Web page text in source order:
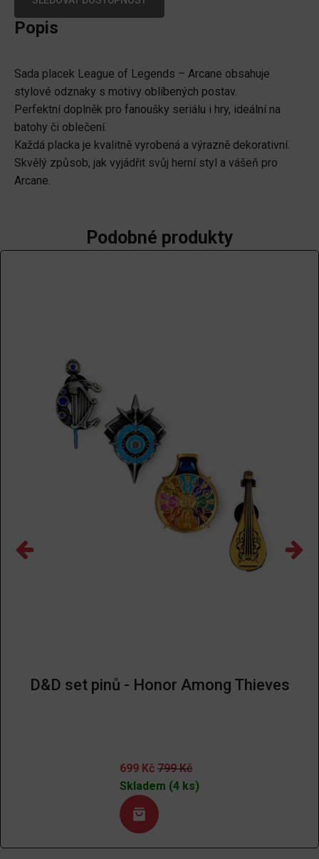
Popis
Sada placek League of Legends – Arcane obsahuje
stylové odznaky s motivy oblíbených postav.
Perfektní doplněk pro fanoušky seriálu i hry, ideální na
batohy či oblečení.
Každá placka je kvalitně vyrobená a výrazně dekorativní.
Skvělý způsob, jak vyjádřit svůj herní styl a vášeň pro
Arcane.
Podobné produkty
D&D set pinů - Honor Among Thieves
699 Kč 799Kč
Skladem (4 ks)